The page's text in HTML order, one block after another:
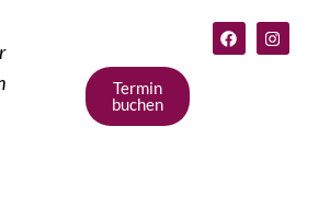
Termin
buchen